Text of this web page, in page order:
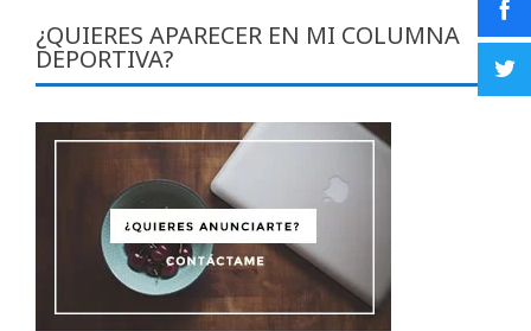
¿QUIERES APARECER EN MI COLUMNA
DEPORTIVA?